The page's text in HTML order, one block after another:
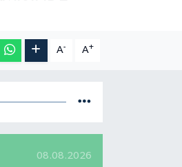
A- A+
08.08.2026